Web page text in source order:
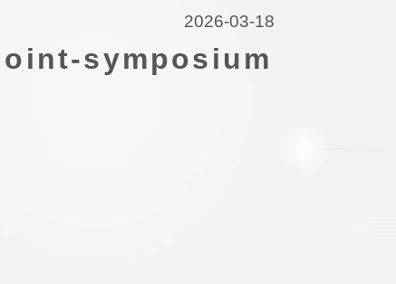
2026-03-18
symposium